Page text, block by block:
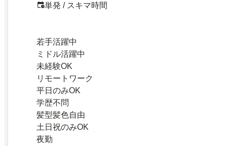
単発 / スキマ時間
若手活躍中
ミドル活躍中
未経験OK
リモートワーク
平日のみOK
学歴不問
髪型髪色自由
土日祝のみOK
夜勤